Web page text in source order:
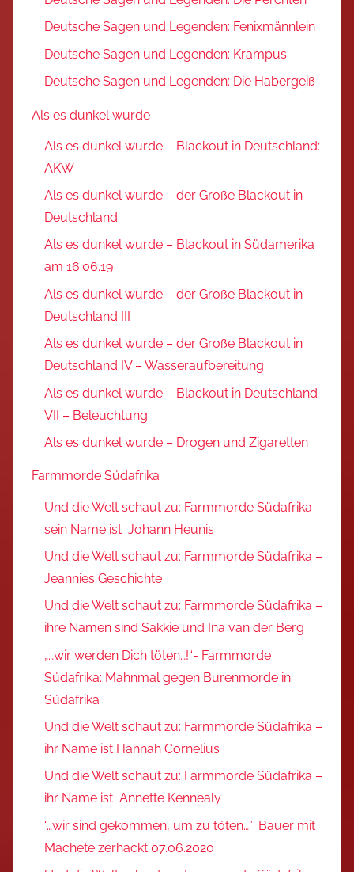
Deutsche Sagen und Legenden: Fenixmännlein
Deutsche Sagen und Legenden: Krampus
Deutsche Sagen und Legenden: Die Habergeiß
Als es dunkel wurde
Als es dunkel wurde – Blackout in Deutschland:
AKW
Als es dunkel wurde – der Große Blackout in
Deutschland
Als es dunkel wurde – Blackout in Südamerika
am 16.06.19
Als es dunkel wurde – der Große Blackout in
Deutschland III
Als es dunkel wurde – der Große Blackout in
Deutschland IV – Wasseraufbereitung
Als es dunkel wurde – Blackout in Deutschland
VII – Beleuchtung
Als es dunkel wurde – Drogen und Zigaretten
Farmmorde Südafrika
Und die Welt schaut zu: Farmmorde Südafrika –
sein Name ist Johann Heunis
Und die Welt schaut zu: Farmmorde Südafrika –
Jeannies Geschichte
Und die Welt schaut zu: Farmmorde Südafrika –
ihre Namen sind Sakkie und Ina van der Berg
„…wir werden Dich töten…!“- Farmmorde
Südafrika: Mahnmal gegen Burenmorde in
Südafrika
Und die Welt schaut zu: Farmmorde Südafrika –
ihr Name ist Hannah Cornelius
Und die Welt schaut zu: Farmmorde Südafrika –
ihr Name ist Annette Kennealy
“…wir sind gekommen, um zu töten…”: Bauer mit
Machete zerhackt 07.06.2020